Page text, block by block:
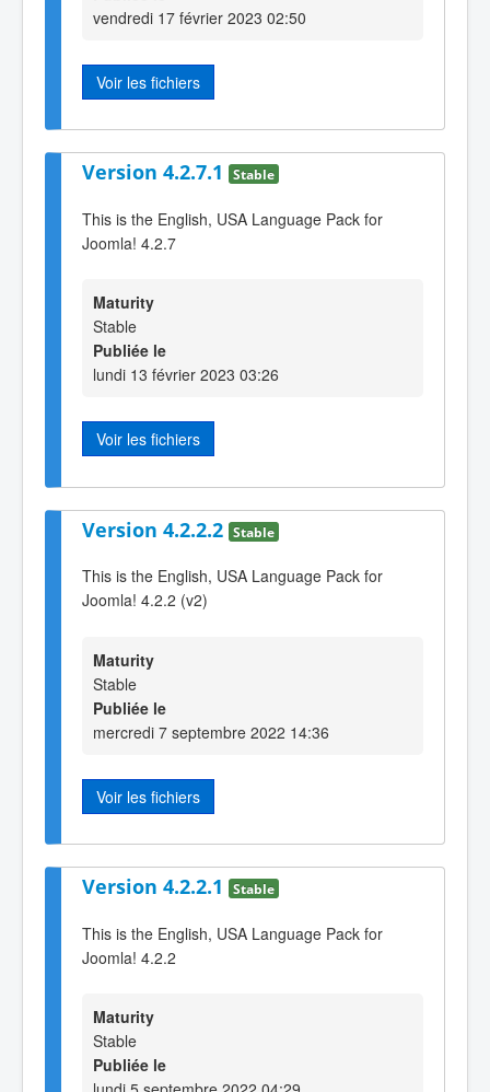
vendredi 17 février 2023 02:50
Voir les fichiers
Version 4.2.7.1 Stable
This is the English, USA Language Pack for
Joomla! 4.2.7
Maturity
Stable
Publiée le
lundi 13 février 2023 03:26
Voir les fichiers
Version 4.2.2.2 Stable
This is the English, USA Language Pack for
Joomla! 4.2.2 (v2)
Maturity
Stable
Publiée le
mercredi 7 septembre 2022 14:36
Voir les fichiers
Version 4.2.2.1 Stable
This is the English, USA Language Pack for
Joomla! 4.2.2
Maturity
Stable
Publiée le